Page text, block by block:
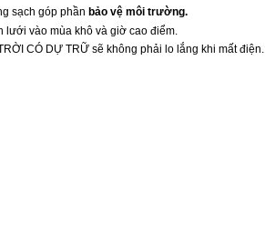
sạch góp phần bảo vệ môi trường.
lưới vào mùa khô và giờ cao điểm.
CÓ DỰ TRỮ sẽ không phải lo lắng khi mất điện.